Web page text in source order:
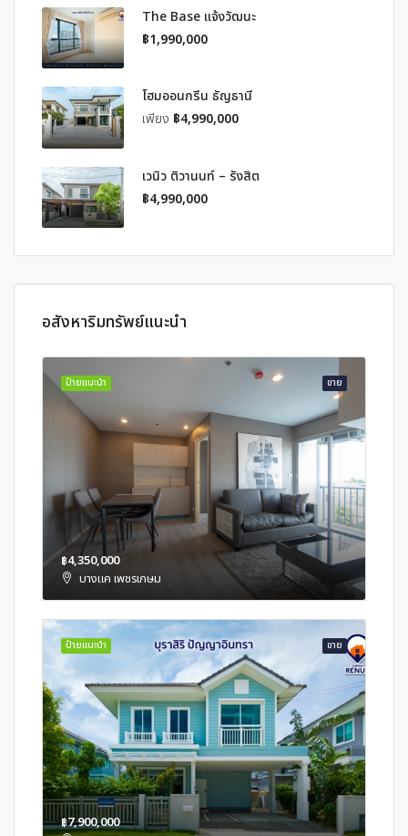
The Base แจ้งวัฒนะ
฿1,990,000
โฮมออนกรีน ธัญธานี
เพียง ฿4,990,000
เวนิว ติวานนท์ – รังสิต
฿4,990,000
อสังหาริมทรัพย์แนะนำ
ขาย
ป้ายแนะนำ
฿4,350,000
บางแค เพชรเกษม
ขาย
ป้ายแนะนำ
฿7,900,000